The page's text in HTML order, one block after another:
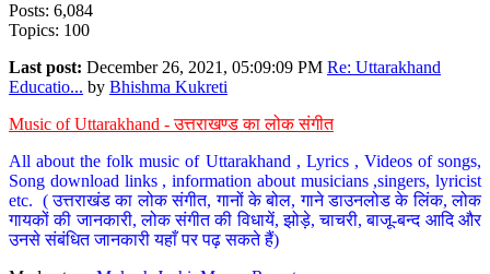
Posts: 6,084
Topics: 100
Last post: December 26, 2021, 05:09:09 PM Re: Uttarakhand
Educatio... by Bhishma Kukreti
Music of Uttarakhand - उत्तराखण्ड का लोक संगीत
All about the folk music of Uttarakhand , Lyrics , Videos of songs,
Song download links , information about musicians ,singers, lyricist
etc. ( उत्तराखंड का लोक संगीत, गानों के बोल, गाने डाउनलोड के लिंक, लोक
गायकों की जानकारी, लोक संगीत की विधायें, झोड़े, चाचरी, बाजू-बन्द आदि और
उनसे संबंधित जानकारी यहाँ पर पढ़ सकते हैं)